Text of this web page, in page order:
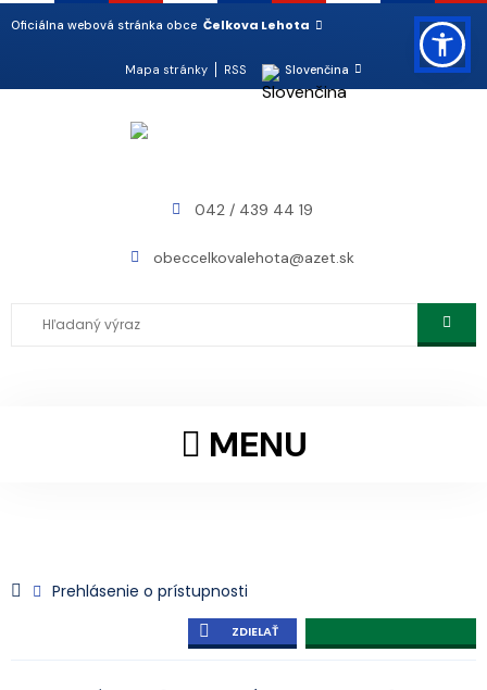
Oficiálna webová stránka obce Čelkova Lehota
Mapa stránky RSS Slovenčina
042 / 439 44 19
obeccelkovalehota@azet.sk
MENU
Prehlásenie o prístupnosti
ZDIELAŤ